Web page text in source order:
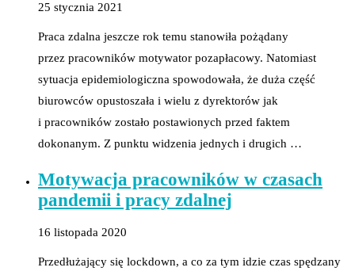
25 stycznia 2021
Praca zdalna jeszcze rok temu stanowiła pożądany
przez pracowników motywator pozapłacowy. Natomiast
sytuacja epidemiologiczna spowodowała, że duża część
biurowców opustoszała i wielu z dyrektorów jak
i pracowników zostało postawionych przed faktem
dokonanym. Z punktu widzenia jednych i drugich …
Motywacja pracowników w czasach
pandemii i pracy zdalnej
16 listopada 2020
Przedłużający się lockdown, a co za tym idzie czas spędzany